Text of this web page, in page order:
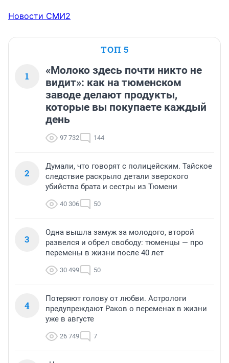
Новости СМИ2
ТОП 5
1
«Молоко здесь почти никто не
видит»: как на тюменском
заводе делают продукты,
которые вы покупаете каждый
день
97 732 144
2
Думали, что говорят с полицейским. Тайское
следствие раскрыло детали зверского
убийства брата и сестры из Тюмени
40 306 50
3
Одна вышла замуж за молодого, второй
развелся и обрел свободу: тюменцы — про
перемены в жизни после 40 лет
30 499 50
4
Потеряют голову от любви. Астрологи
предупреждают Раков о переменах в жизни
уже в августе
26 749 7